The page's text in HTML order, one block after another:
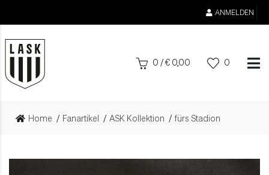
ANMELDEN
0 /€ 0,00 0
Home Fanartikel ASK Kollektion fürs Stadion